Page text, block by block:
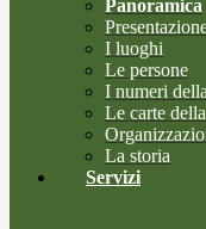
Panoramica
I luoghi
Le persone
I numeri
Le carte
La storia
Servizi